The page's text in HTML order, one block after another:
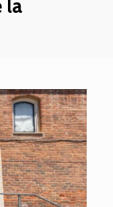
la